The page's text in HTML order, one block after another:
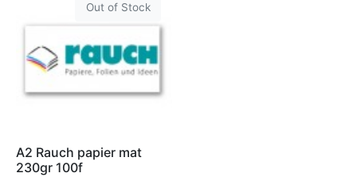
Out of Stock
A2 Rauch papier mat
230gr 100f